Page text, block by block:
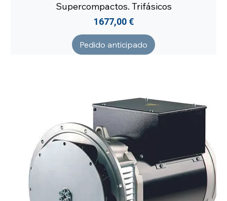
Supercompactos. Trifásicos
Precio
1677,00 €
Pedido anticipado